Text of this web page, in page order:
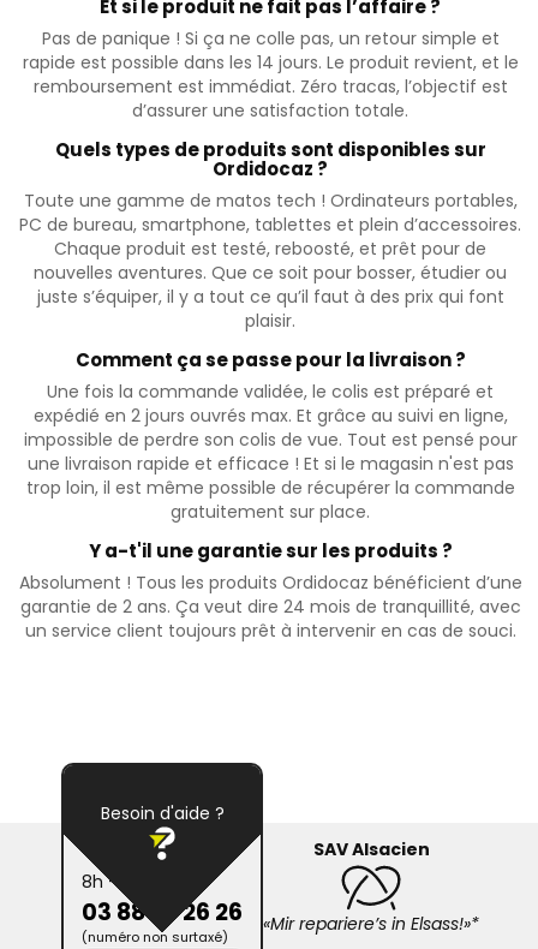
Et si le produit ne fait pas l’affaire ?
Pas de panique ! Si ça ne colle pas, un retour simple et
rapide est possible dans les 14 jours. Le produit revient, et le
remboursement est immédiat. Zéro tracas, l’objectif est
d’assurer une satisfaction totale.
Quels types de produits sont disponibles sur
Ordidocaz ?
Toute une gamme de matos tech ! Ordinateurs portables,
PC de bureau, smartphone, tablettes et plein d’accessoires.
Chaque produit est testé, reboosté, et prêt pour de
nouvelles aventures. Que ce soit pour bosser, étudier ou
juste s’équiper, il y a tout ce qu’il faut à des prix qui font
plaisir.
Comment ça se passe pour la livraison ?
Une fois la commande validée, le colis est préparé et
expédié en 2 jours ouvrés max. Et grâce au suivi en ligne,
impossible de perdre son colis de vue. Tout est pensé pour
une livraison rapide et efficace ! Et si le magasin n'est pas
trop loin, il est même possible de récupérer la commande
gratuitement sur place.
Y a-t'il une garantie sur les produits ?
Absolument ! Tous les produits Ordidocaz bénéficient d’une
garantie de 2 ans. Ça veut dire 24 mois de tranquillité, avec
un service client toujours prêt à intervenir en cas de souci.
Besoin d'aide ?
8h - 19h
03 88 26 26 26
(numéro non surtaxé)
SAV Alsacien
«Mir repariere’s in Elsass!»*